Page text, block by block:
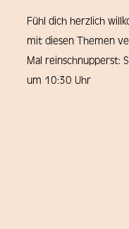
Fühl dich herzlich
mit diesen Themen
Mal reinschnupperst:
um 10:30 Uhr